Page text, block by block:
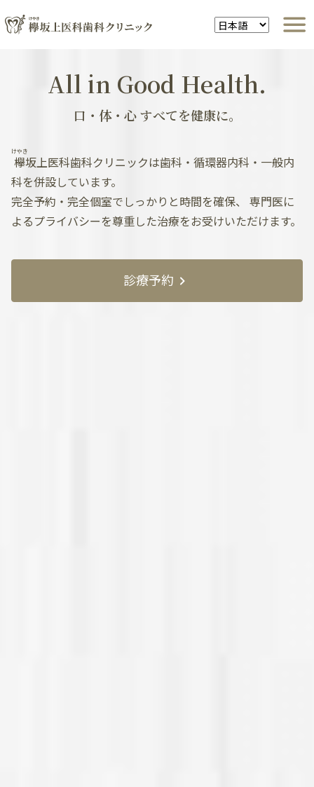
All in Good Health.
口・体・心 すべてを健康に。
欅
けやき
坂上医科歯科クリニックは歯科・循環器内科・一般内
科を併設しています。
完全予約・完全個室でしっかりと時間を確保、
よるプライバシーを尊重した治療をお受けいただけます。
診療予約